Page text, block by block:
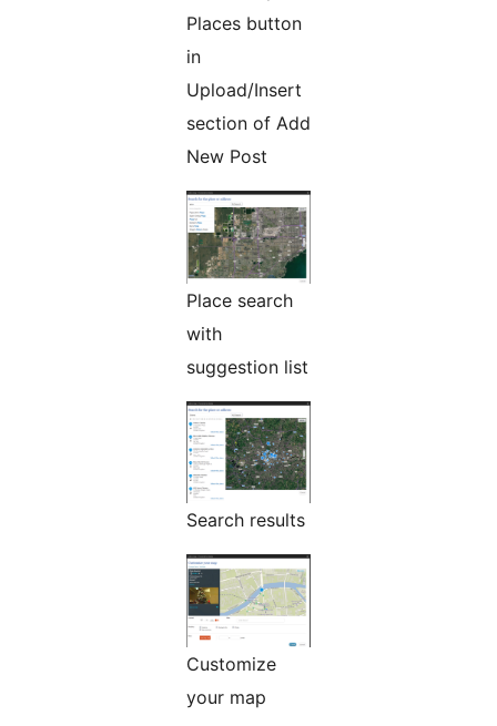
Places button
in
Upload/Insert
section of Add
New Post
Place search
with
suggestion list
Search results
Customize
your map